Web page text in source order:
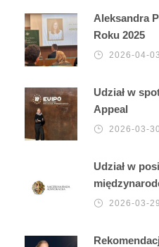
Aleksandra
Roku 2025
2026-04-03
Udział w
Appeal
2026-03-30
Udział w
2026-03-29